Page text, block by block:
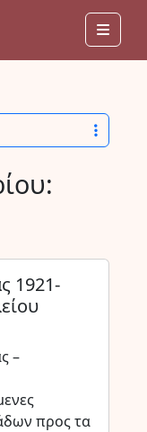
1921-
–
προς τα